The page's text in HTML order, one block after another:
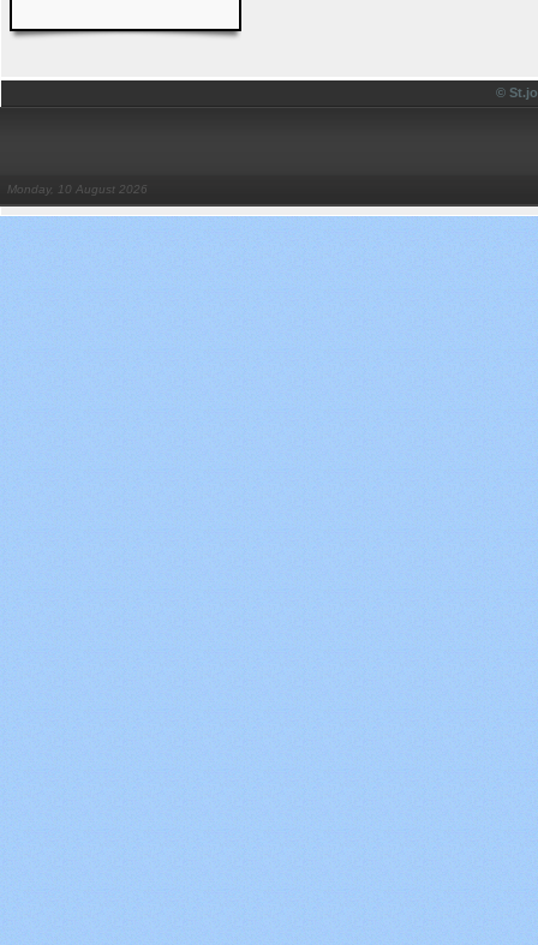
©
Monday, 10 August 2026